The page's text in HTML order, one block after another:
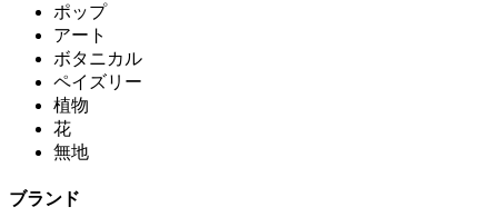
ポップ
アート
ボタニカル
ペイズリー
植物
花
無地
ブランド